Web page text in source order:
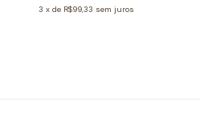
3 x de R$99,33 sem juros